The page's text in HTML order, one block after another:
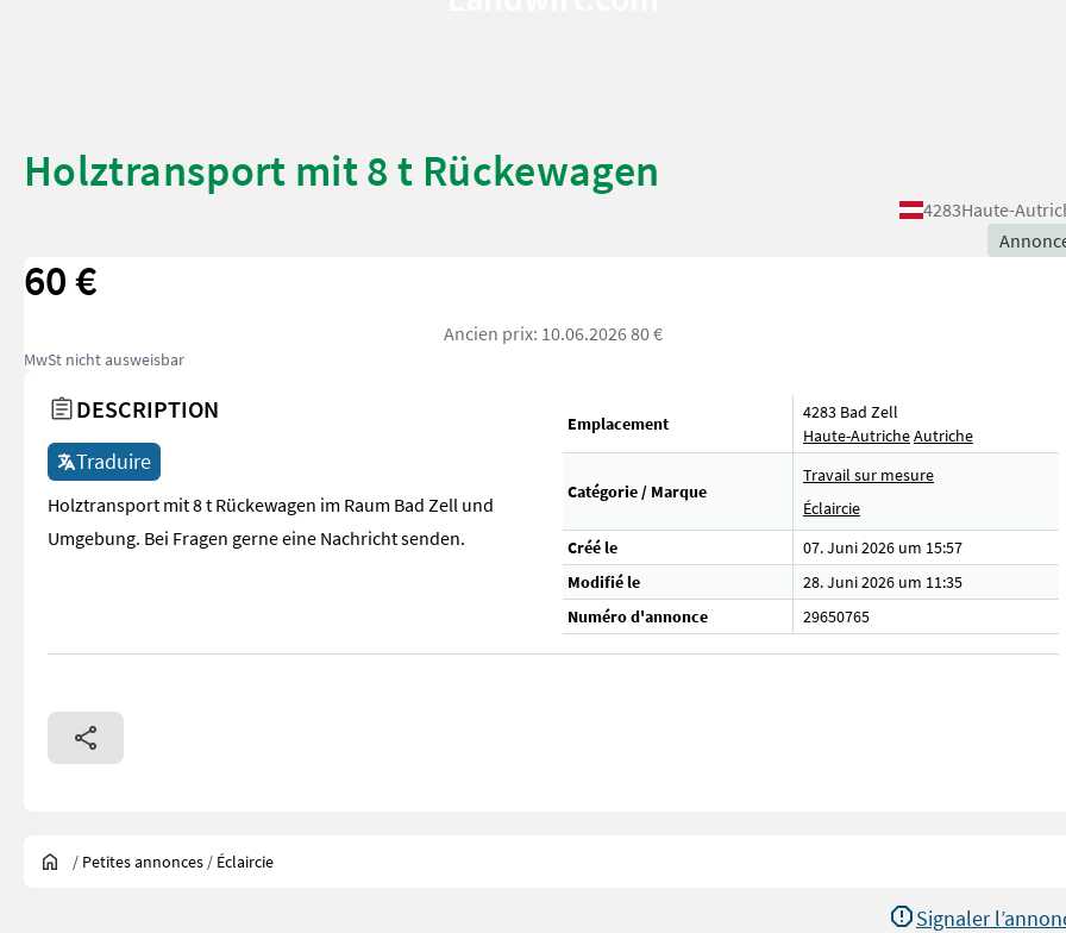
Holztransport mit 8 t Rückewagen
4283Haute-
60 €
Ancien prix: 10.06.2026 80 €
MwSt nicht ausweisbar
DESCRIPTION
Traduire
Holztransport mit 8 t Rückewagen im Raum Bad Zell und
Umgebung. Bei Fragen gerne eine Nachricht senden.
Emplacement
4283 Bad Zell
Haute-AutricheAutriche
Catégorie / Marque
Travail sur mesure
Éclaircie
Créé le
07. Juni 2026 um 15:57
Modifié le
28. Juni 2026 um 11:35
Numéro d'annonce
29650765
/ Petites annonces / Éclaircie
Signaler